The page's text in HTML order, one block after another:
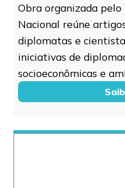
Obra organizada
Nacional reúne
diplomatas e
iniciativas de
socioeconômicas e